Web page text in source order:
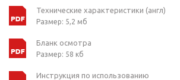
Технические характеристики (англ)
Размер: 5,2 мб
Бланк осмотра
Размер: 58 кб
Инструкция по использованию